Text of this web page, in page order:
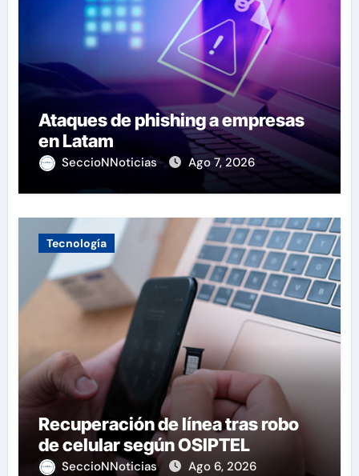
Ataques de phishing a empresas
en Latam
SeccioNNoticias Ago 7, 2026
Tecnología
Recuperación de línea tras robo
de celular según OSIPTEL
SeccioNNoticias Ago 6, 2026